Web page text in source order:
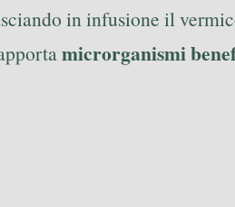
in infusione il
microrganismi